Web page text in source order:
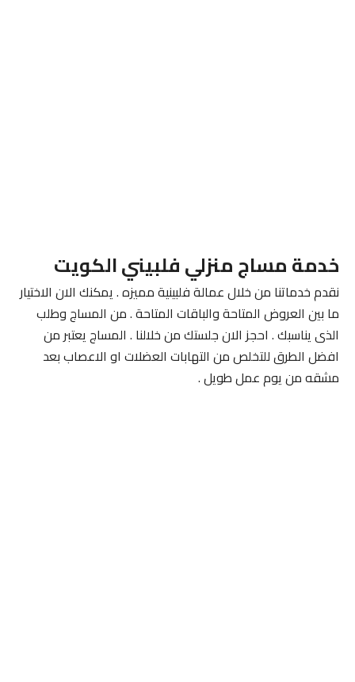
خدمة مساج منزلي فلبيني الكويت
نقدم خدماتنا من خلال عمالة فلبينية مميزه . يمكنك الان الاختيار
ما بين العروض المتاحة والباقات المتاحة . من المساج وطلب
الذى يناسبك . احجز الان جلستك من خلالنا . المساج يعتبر من
افضل الطرق للتخلص من التهابات العضلات او الاعصاب بعد
مشقه من يوم عمل طويل .